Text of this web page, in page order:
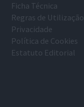
Ficha Técnica
Regras de Utilização
Privacidade
Política de Cookies
Estatuto Editorial